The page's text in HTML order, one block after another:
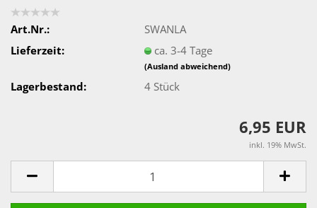
Art.Nr.:
SWANLA
Lieferzeit:
ca. 3-4 Tage
(Ausland abweichend)
Lagerbestand: 4 Stück
6,95 EUR
inkl. 19% MwSt.